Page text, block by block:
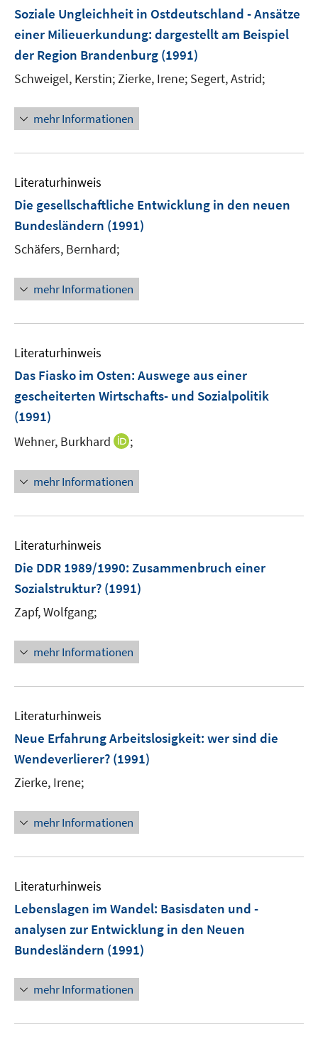
e
n
s
t
r
ö
n
Soziale Ungleichheit in Ostdeutschland - Ansätze
einer Milieuerkundung: dargestellt am Beispiel
der Region Brandenburg (1991)
Schweigel, Kerstin;Zierke, Irene; Segert, Astrid;
mehr Informationen
Literaturhinweis
Die gesellschaftliche Entwicklung in den neuen
Bundesländern (1991)
Schäfers, Bernhard;
mehr Informationen
Literaturhinweis
Das Fiasko im Osten: Auswege aus einer
gescheiterten Wirtschafts- und Sozialpolitik
(1991)
Wehner, Burkhard
I
n
e
F
e
n
e
r
e
n
;
mehr Informationen
Literaturhinweis
Die DDR 1989/1990: Zusammenbruch einer
Sozialstruktur? (1991)
Zapf, Wolfgang;
mehr Informationen
Literaturhinweis
Neue Erfahrung Arbeitslosigkeit: wer sind die
Wendeverlierer? (1991)
Zierke, Irene;
mehr Informationen
Literaturhinweis
Lebenslagen im Wandel: Basisdaten und -
analysen zur Entwicklung in den Neuen
Bundesländern (1991)
mehr Informationen